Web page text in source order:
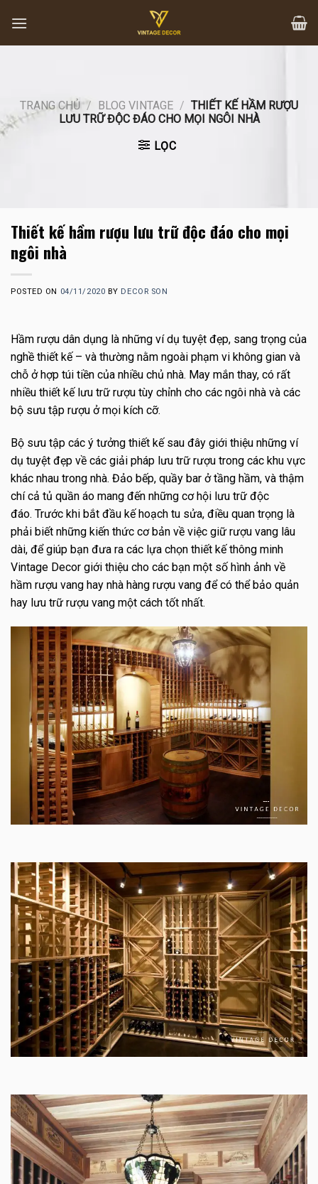
content
TRANG CHỦ / BLOG VINTAGE / THIẾT KẾ HẦM RƯỢU
LƯU TRỮ ĐỘC ĐÁO CHO MỌI NGÔI NHÀ
LỌC
Thiết kế hầm rượu lưu trữ độc đáo cho mọi
ngôi nhà
POSTED ON 04/11/2020 BY DECOR SON
Hầm rượu dân dụng là những ví dụ tuyệt đẹp, sang trọng của
nghề thiết kế – và thường nằm ngoài phạm vi không gian và
chỗ ở hợp túi tiền của nhiều chủ nhà. May mắn thay, có rất
nhiều thiết kế lưu trữ rượu tùy chỉnh cho các ngôi nhà và các
bộ sưu tập rượu ở mọi kích cỡ.
Bộ sưu tập các ý tưởng thiết kế sau đây giới thiệu những ví
dụ tuyệt đẹp về các giải pháp lưu trữ rượu trong các khu vực
khác nhau trong nhà. Đảo bếp, quầy bar ở tầng hầm, và thậm
chí cả tủ quần áo mang đến những cơ hội lưu trữ độc
đáo. Trước khi bắt đầu kế hoạch tu sửa, điều quan trọng là
phải biết những kiến ​​thức cơ bản về việc giữ rượu vang lâu
dài, để giúp bạn đưa ra các lựa chọn thiết kế thông minh
Vintage Decor giới thiệu cho các bạn một số hình ảnh về
hầm rượu vang hay nhà hàng rượu vang để có thể bảo quản
hay lưu trữ rượu vang một cách tốt nhất.